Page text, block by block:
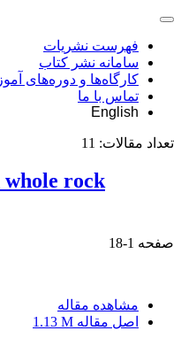
فهرست نشریات
سامانه نشر کتاب
کارگاه‌ها و دوره‌های
تماس با ما
English
تعداد مقالات: 11
rock
صفحه 1-18
مشاهده مقاله
اصل مقاله 1.13 M